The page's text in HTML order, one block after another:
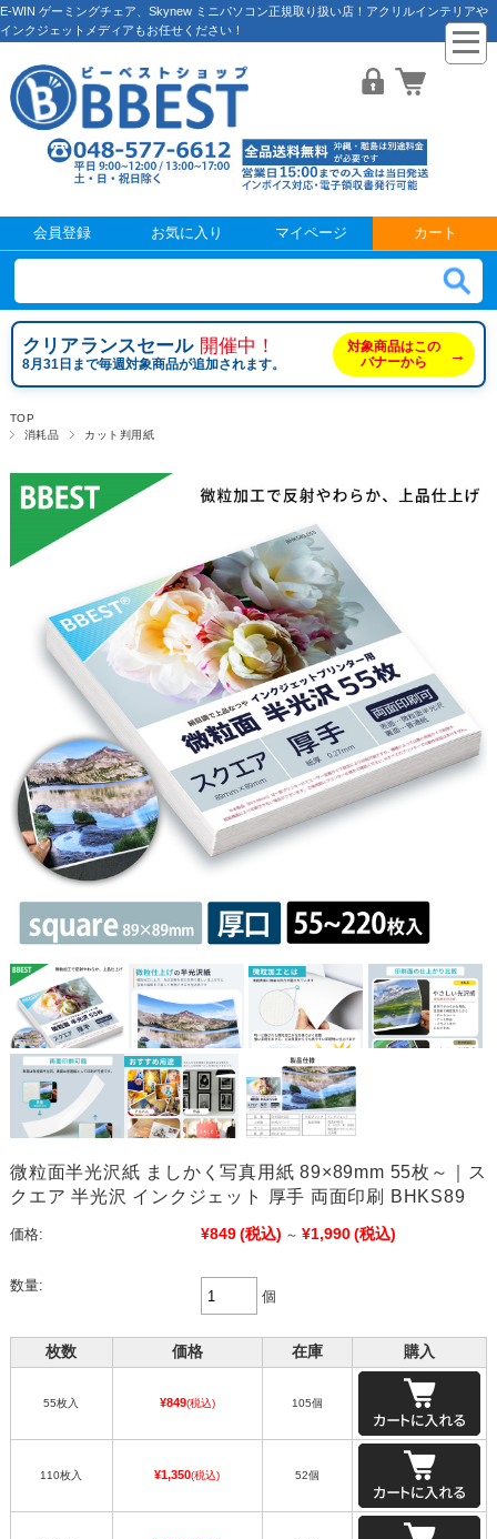
E-WIN ゲーミングチェア、Skynew ミニパソコン正規取り扱い店！アクリルインテリアや
インクジェットメディアもお任せください！
会員登録 お気に入り マイページ カート
クリアランスセール 開催中！
8月31日まで毎週対象商品が追加されます。
対象商品はこの
バナーから
→
TOP
消耗品
カット判用紙
微粒面半光沢紙 ましかく写真用紙 89×89mm 55枚～｜ス
クエア 半光沢 インクジェット 厚手 両面印刷 BHKS89
価格: ¥849(税込) ～ ¥1,990(税込)
数量:
個
枚数 価格 在庫 購入
55枚入 ¥849(税込) 105個
110枚入 ¥1,350(税込) 52個